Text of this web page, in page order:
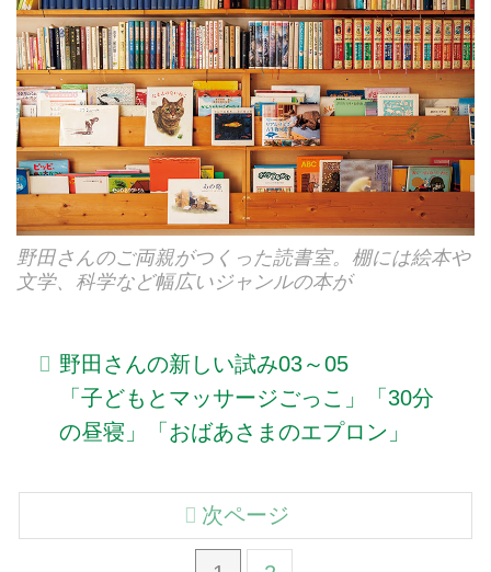
野田さんのご両親がつくった読書室。棚には絵本や
文学、科学など幅広いジャンルの本が
野田さんの新しい試み03～05
「子どもとマッサージごっこ」「30分
の昼寝」「おばあさまのエプロン」
次ページ